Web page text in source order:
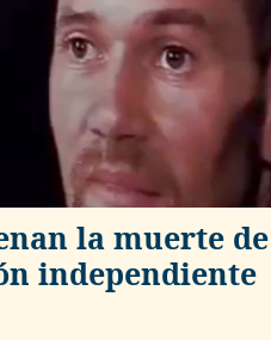
la muerte
independiente